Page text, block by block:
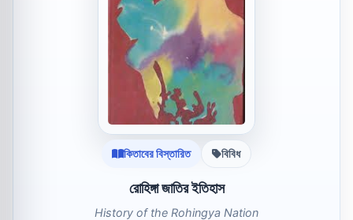
কিতাবের বিস্তারিত বিবিধ
রোহিঙ্গা জাতির ইতিহাস
History of the Rohingya Nation